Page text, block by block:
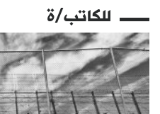
للكاتب/ة